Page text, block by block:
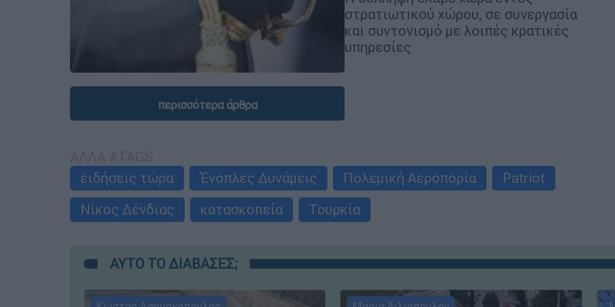
στρατιωτικού χώρου, σε συνεργασία
και συντονισμό με λοιπές κρατικές
υπηρεσίες
περισσότερα άρθρα
ειδήσεις τώρα
Ένοπλες Δυνάμεις Πολεμική Αεροπορία
Patriot
Νίκος Δένδιας
κατασκοπεία Τουρκία
ΑΥΤΟ ΤΟ ΔΙΑΒΑΣΕΣ;